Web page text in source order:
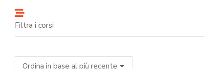
Filtra i corsi